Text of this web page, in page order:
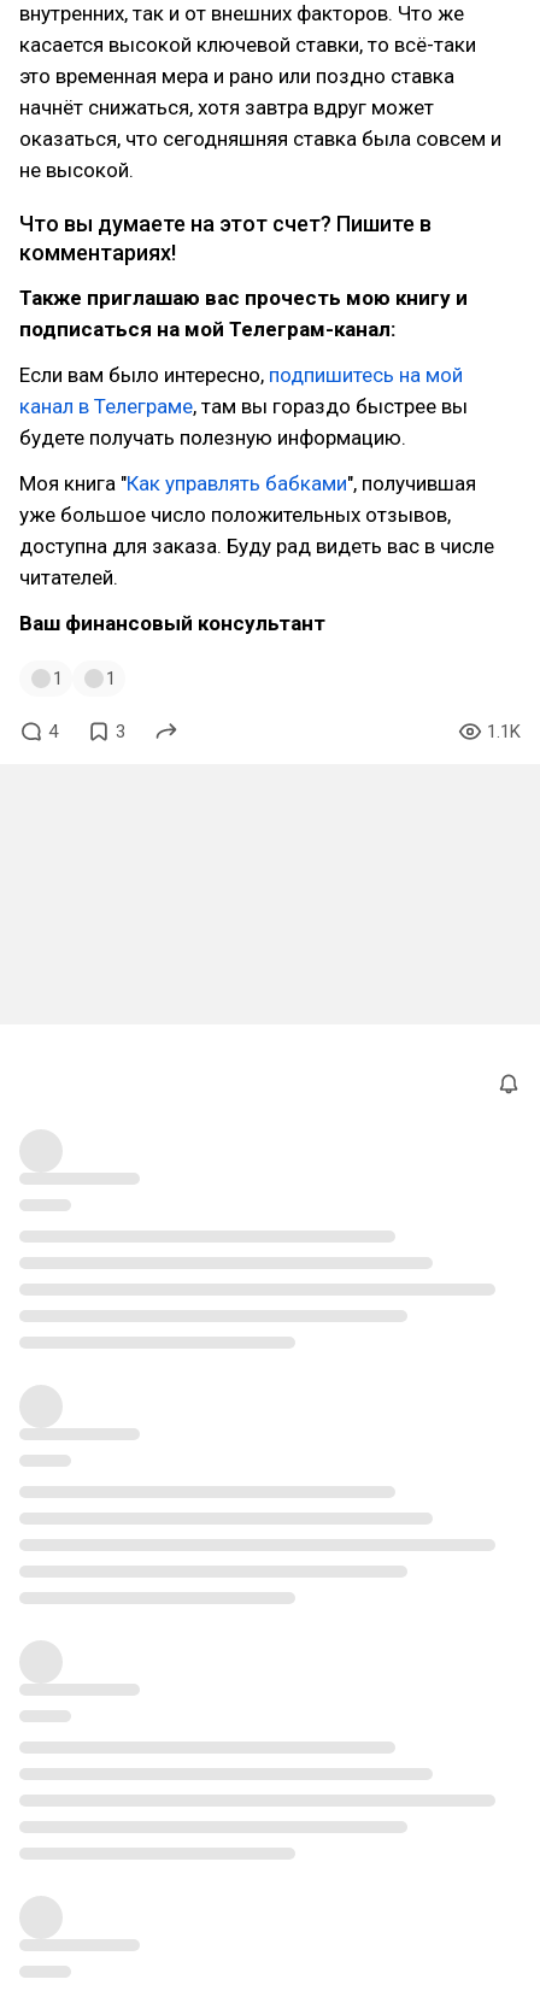
внутренних, так и от внешних факторов. Что же
касается высокой ключевой ставки, то всё-таки
это временная мера и рано или поздно ставка
начнёт снижаться, хотя завтра вдруг может
оказаться, что сегодняшняя ставка была совсем и
не высокой.
Что вы думаете на этот счет? Пишите в
комментариях!
Также приглашаю вас прочесть мою книгу и
подписаться на мой Телеграм-канал:
Eсли вам было интересно, подпишитесь на мой
канал в Телеграме, там вы гораздо быстрее вы
будете получать полезную информацию.
Моя книга "Как управлять бабками", получившая
уже большое число положительных отзывов,
доступна для заказа. Буду рад видеть вас в числе
читателей.
Ваш финансовый консультант
1 1
4 3 1.1K